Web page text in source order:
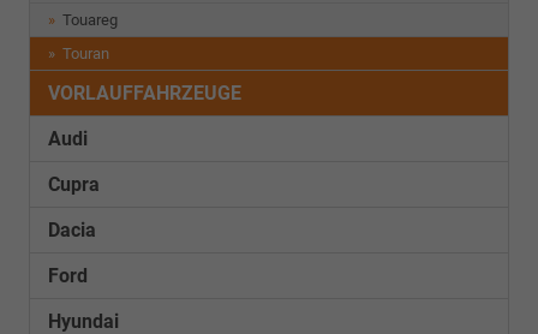
Touareg
Touran
VORLAUFFAHRZEUGE
Audi
Cupra
Dacia
Ford
Hyundai